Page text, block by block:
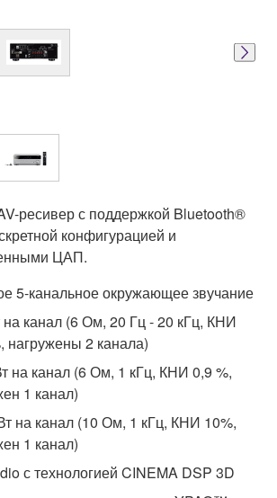
ресивер с поддержкой Bluetooth®
конфигурацией и
ЦАП.
5-канальное окружающее звучание
на канал (6 Ом, 20 Гц - 20 кГц, КНИ
нагружены 2 канала)
на канал (6 Ом, 1 кГц, КНИ 0,9 %,
1 канал)
на канал (10 Ом, 1 кГц, КНИ 10%,
1 канал)
с технологией CINEMA DSP 3D